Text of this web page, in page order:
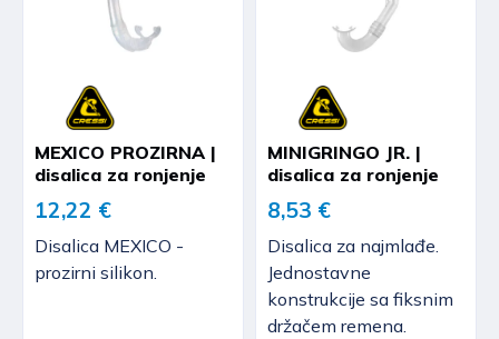
MEXICO PROZIRNA |
disalica za ronjenje
12,22 €
Disalica MEXICO -
prozirni silikon.
MINIGRINGO JR. |
disalica za ronjenje
8,53 €
Disalica za najmlađe.
Jednostavne
konstrukcije sa fiksnim
držačem remena.